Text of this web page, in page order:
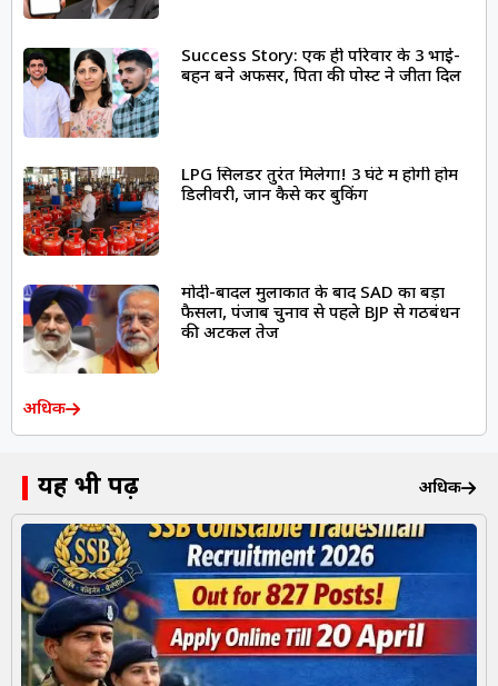
Success Story: एक ही परिवार के 3 भाई-
बहन बने अफसर, पिता की पोस्ट ने जीता दिल
LPG सिलेंडर तुरंत मिलेगा! 3 घंटे में होगी होम
डिलीवरी, जानें कैसे करें बुकिंग
मोदी-बादल मुलाकात के बाद SAD का बड़ा
फैसला, पंजाब चुनाव से पहले BJP से गठबंधन
की अटकलें तेज
अधिक
यह भी पढ़ें अधिक